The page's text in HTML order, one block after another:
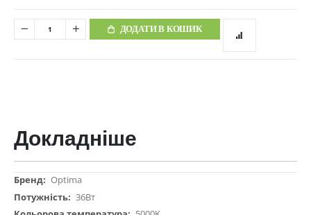
ДОДАТИ В КОШИК
Докладніше
ДокладнішеOptima
36Вт